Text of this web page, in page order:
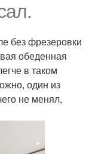
без фрезеровки
обеденная
в таком
один из
не менял,